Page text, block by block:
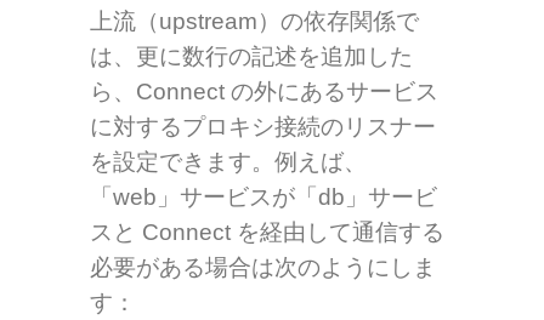
上流（upstream）の依存関係で
は、更に数行の記述を追加した
ら、Connect の外にあるサービス
に対するプロキシ接続のリスナー
を設定できます。例えば、
「web」サービスが「db」サービ
スと Connect を経由して通信する
必要がある場合は次のようにしま
す：